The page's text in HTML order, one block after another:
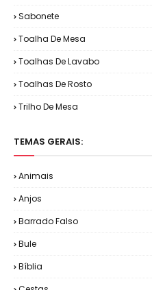
Sabonete
Toalha De Mesa
Toalhas De Lavabo
Toalhas De Rosto
Trilho De Mesa
TEMAS GERAIS:
Animais
Anjos
Barrado Falso
Bule
Bíblia